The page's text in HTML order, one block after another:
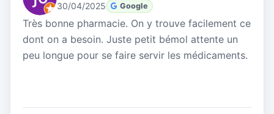
30/04/2025 Google
Très bonne pharmacie. On y trouve facilement ce
dont on a besoin. Juste petit bémol attente un
peu longue pour se faire servir les médicaments.